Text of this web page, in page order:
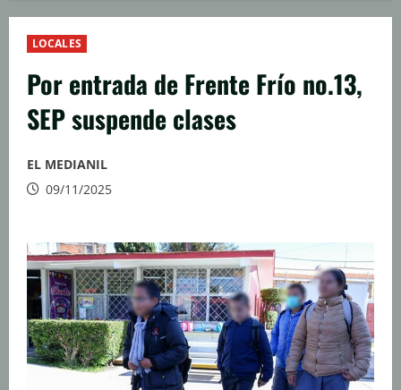
LOCALES
Por entrada de Frente Frío no.13,
SEP suspende clases
EL MEDIANIL
09/11/2025